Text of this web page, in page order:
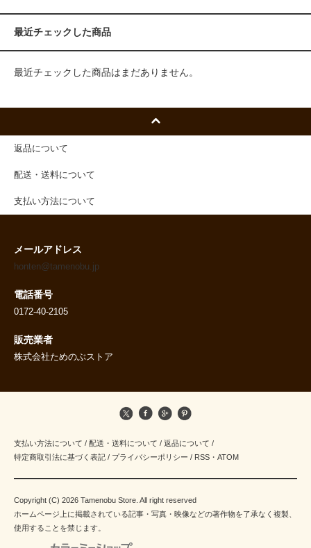
最近チェックした商品
最近チェックした商品はまだありません。
返品について
配送・送料について
支払い方法について
メールアドレス
honten@tamenobu.jp
電話番号
0172-40-2105
販売業者
株式会社ためのぶストア
支払い方法について / 配送・送料について / 返品について /
特定商取引法に基づく表記 / プライバシーポリシー / RSS ・ ATOM
Copyright (C) 2026 Tamenobu Store. All right reserved
ホームページ上に掲載されている記事・写真・映像などの著作物を了承なく複製、
使用することを禁じます。